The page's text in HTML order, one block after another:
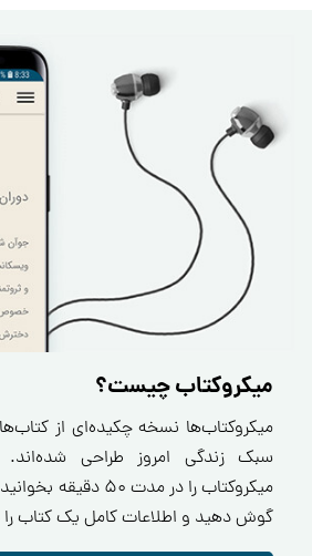
میکروکتاب چیست؟
میکروکتاب‌ها نسخه چکیده‌ای از
سبک زندگی امروز طراحی
میکروکتاب را در مدت
گوش دهید و اطلاعات کامل یک کتاب را